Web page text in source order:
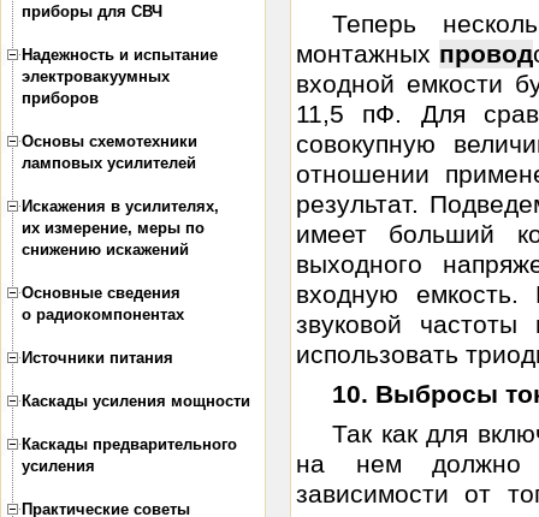
приборы для СВЧ
Надежность и испытание
электровакуумных
приборов
Основы схемотехники
ламповых усилителей
Искажения в усилителях,
их измерение, меры по
снижению искажений
Основные сведения
о радиокомпонентах
Источники питания
Каскады усиления мощности
Каскады предварительного
усиления
Практические советы
Теперь
монтажных провод
входной емкости
11,5 пФ. Для
совокупную
отношении
результат.
имеет больший
выходного
входную
звуковой частоты
использовать
10. Выбросы
Так как для
на нем должно
зависимости от